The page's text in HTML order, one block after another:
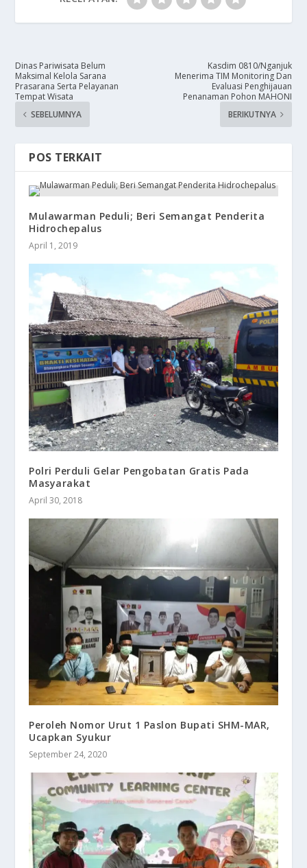
Dinas Pariwisata Belum
Maksimal Kelola Sarana
Prasarana Serta Pelayanan
Tempat Wisata
SEBELUMNYA
​Kasdim 0810/Nganjuk
Menerima TIM Monitoring Dan
Evaluasi Penghijauan
Penanaman Pohon MAHONI
BERIKUTNYA
POS TERKAIT
Mulawarman Peduli; Beri Semangat Penderita
Hidrochepalus
April 1, 2019
Polri Perduli Gelar Pengobatan Gratis Pada
Masyarakat
April 30, 2018
Peroleh Nomor Urut 1 Paslon Bupati SHM-MAR,
Ucapkan Syukur
September 24, 2020